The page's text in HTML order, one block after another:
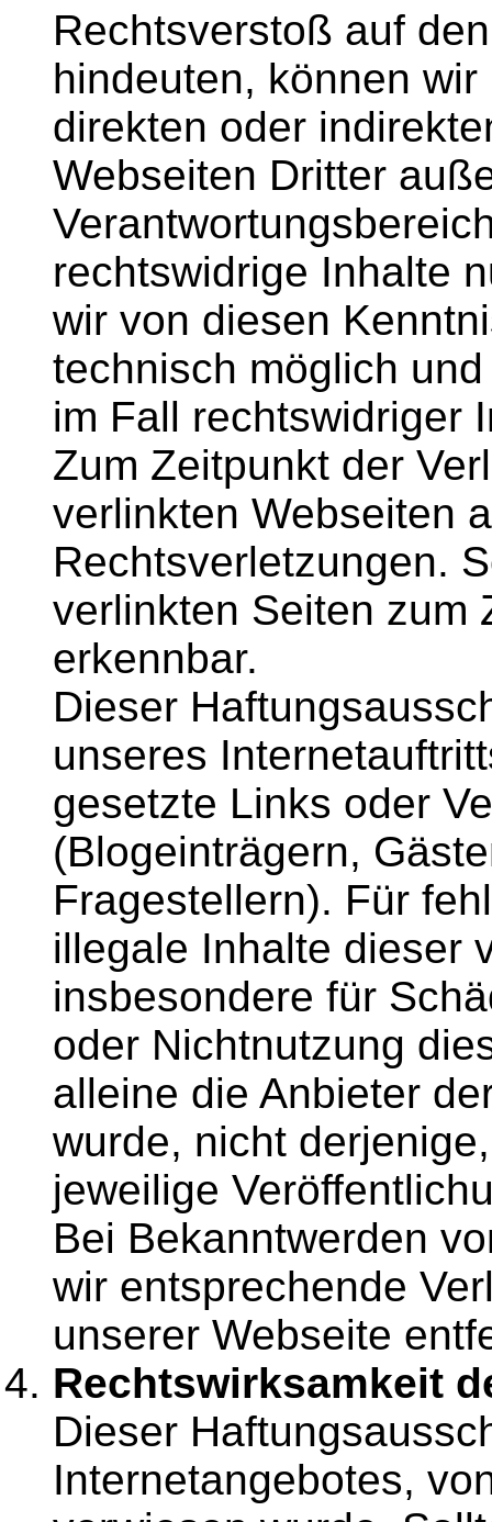
Rechtsverstoß auf
hindeuten, können
direkten oder
Webseiten Dritter
rechtswidrige Inhalte
wir von diesen
technisch möglich
im Fall rechtswidriger
Zum Zeitpunkt der
verlinkten Webseiten
Rechtsverletzungen.
verlinkten Seiten zum
erkennbar.
Dieser
unseres
gesetzte Links oder
(Blogeinträgern,
Fragestellern). Für
illegale Inhalte dieser
insbesondere für
oder Nichtnutzung
alleine die Anbieter
wurde, nicht
jeweilige
Bei Bekanntwerden
wir entsprechende
unserer Webseite
Rechtswirksamkeit
Dieser
Internetangebotes,